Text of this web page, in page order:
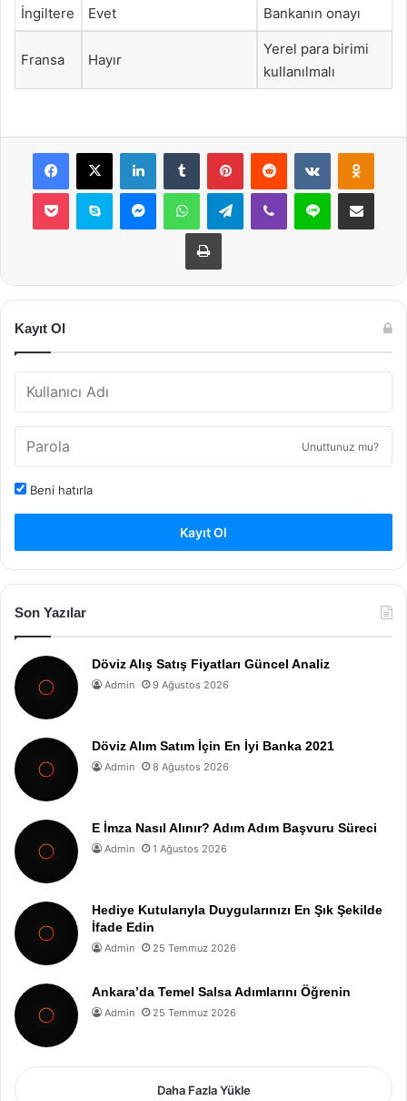
İngiltere Evet Bankanın onayı
Fransa Hayır
Yerel para birimi
kullanılmalı
Facebook
X LinkedInTumblr PinterestReddit VKontakte
Pocket Skype MessengerWhatsAppTelegramViber Line E-Posta ile
Yazdır
Kayıt Ol
Unuttunuz mu?
Beni hatırla
Kayıt Ol
Son Yazılar
Döviz Alış Satış Fiyatları Güncel Analiz
Admin 9 Ağustos 2026
Döviz Alım Satım İçin En İyi Banka 2021
Admin 8 Ağustos 2026
E İmza Nasıl Alınır? Adım Adım Başvuru Süreci
Admin 1 Ağustos 2026
Hediye Kutularıyla Duygularınızı En Şık Şekilde
İfade Edin
Admin 25 Temmuz 2026
Ankara’da Temel Salsa Adımlarını Öğrenin
Admin 25 Temmuz 2026
Daha Fazla Yükle